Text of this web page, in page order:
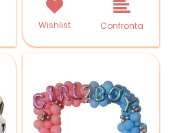
Wishlist Confronta